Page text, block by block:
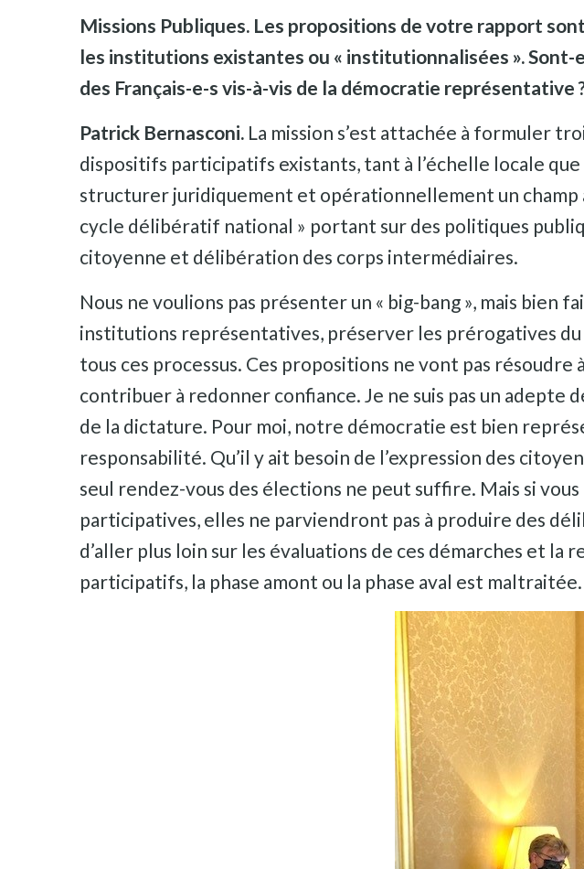
Missions Publiques. Les propositions de votre rapport
les institutions existantes ou « institutionnalisées ».
des Français-e-s vis-à-vis de la démocratie représentative
Patrick Bernasconi. La mission s’est attachée à formuler
dispositifs participatifs existants, tant à l’échelle locale
structurer juridiquement et opérationnellement un
cycle délibératif national » portant sur des politiques
citoyenne et délibération des corps intermédiaires.
Nous ne voulions pas présenter un « big-bang », mais
institutions représentatives, préserver les prérogatives
tous ces processus. Ces propositions ne vont pas
contribuer à redonner confiance. Je ne suis pas un adepte
de la dictature. Pour moi, notre démocratie est bien
responsabilité. Qu’il y ait besoin de l’expression des
seul rendez-vous des élections ne peut suffire. Mais si
participatives, elles ne parviendront pas à produire des
d’aller plus loin sur les évaluations de ces démarches et la
participatifs, la phase amont ou la phase aval est maltraitée.